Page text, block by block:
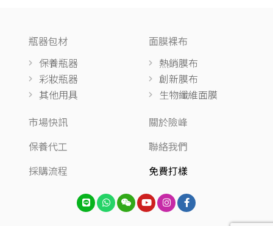
瓶器包材
保養瓶器
彩妝瓶器
其他用具
面膜裸布
熱銷膜布
創新膜布
生物纖維面膜
市場快訊
保養代工
採購流程
關於險峰
聯絡我們
免費打樣